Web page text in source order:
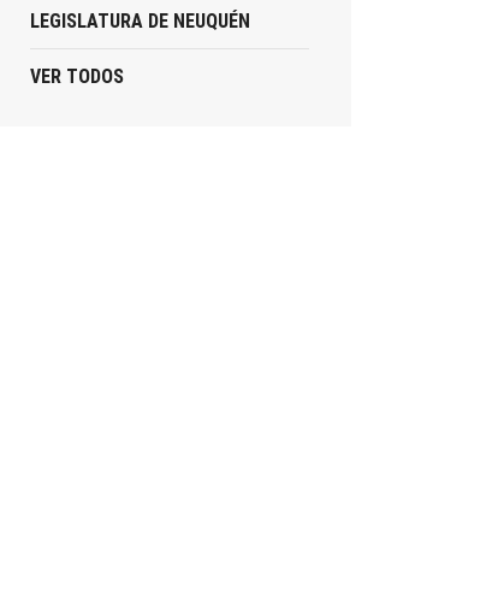
LEGISLATURA DE NEUQUÉN
VER TODOS